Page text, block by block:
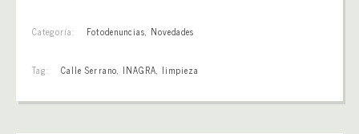
Categoría: Fotodenuncias, Novedades
Tag: Calle Serrano, INAGRA, limpieza